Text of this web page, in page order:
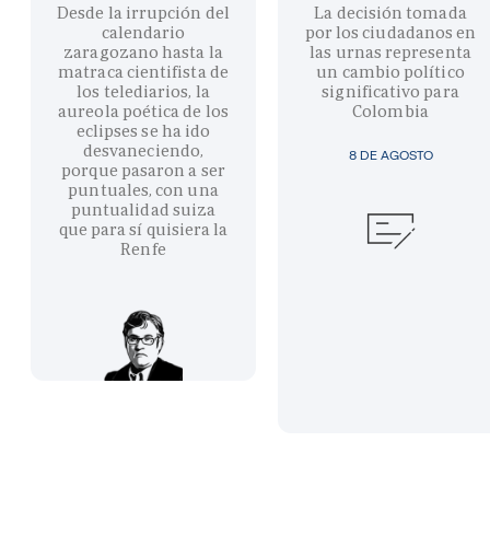
Desde la irrupción del
calendario
zaragozano hasta la
matraca cientifista de
los telediarios, la
aureola poética de los
eclipses se ha ido
desvaneciendo,
porque pasaron a ser
puntuales, con una
puntualidad suiza
que para sí quisiera la
Renfe
8 DE AGOSTO
La decisión tomada
por los ciudadanos en
las urnas representa
un cambio político
significativo para
Colombia